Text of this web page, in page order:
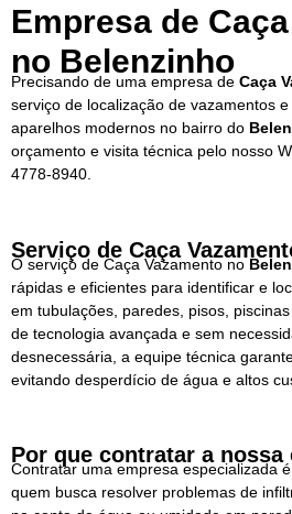
Empresa de
no Belenzinho
Precisando de uma empresa de Caça
serviço de localização de vazamentos
aparelhos modernos no bairro do
orçamento e visita técnica pelo nosso
4778-8940
Serviço de Caça
O serviço de Caça Vazamento no
rápidas e eficientes para identificar e
em tubulações, paredes, pisos,
de tecnologia avançada e sem
desnecessária, a equipe técnica
evitando desperdício de água e altos
Por que contratar a nossa
Contratar uma empresa especializada
quem busca resolver problemas de